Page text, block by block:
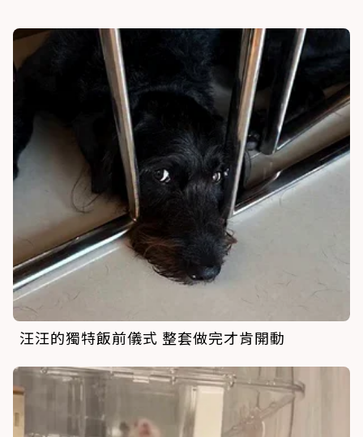
汪汪的獨特飯前儀式 整套做完才肯開動